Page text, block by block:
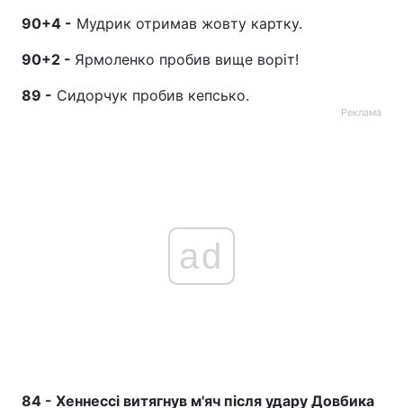
90+4 - Мудрик отримав жовту картку.
90+2 - Ярмоленко пробив вище воріт!
89 - Сидорчук пробив кепсько.
Реклама
ad
84 - Хеннессі витягнув м'яч після удару Довбика